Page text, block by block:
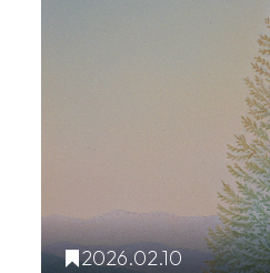
2026.02.10